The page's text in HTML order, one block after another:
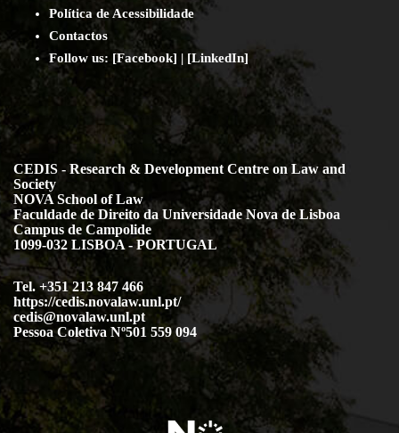
Política de Acessibilidade
Contactos
Follow us: [Facebook] | [LinkedIn]
CEDIS - Research & Development Centre on Law and
Society
NOVA School of Law
Faculdade de Direito da Universidade Nova de Lisboa
Campus de Campolide
1099-032 LISBOA - PORTUGAL
Tel. +351 213 847 466
https://cedis.novalaw.unl.pt/
cedis@novalaw.unl.pt
Pessoa Coletiva Nº501 559 094